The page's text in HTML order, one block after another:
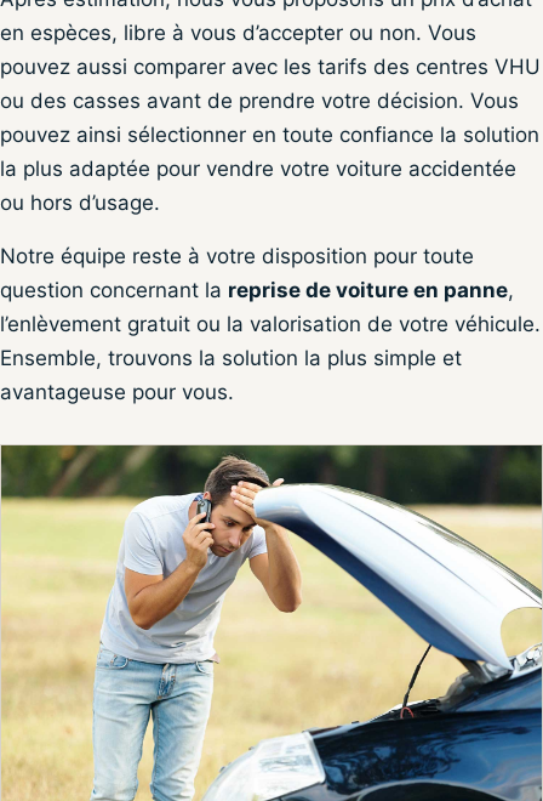
en espèces, libre à vous d’accepter ou non. Vous
pouvez aussi comparer avec les tarifs des centres VHU
ou des casses avant de prendre votre décision. Vous
pouvez ainsi sélectionner en toute confiance la solution
la plus adaptée pour vendre votre voiture accidentée
ou hors d’usage.
Notre équipe reste à votre disposition pour toute
question concernant la reprise de voiture en panne,
l’enlèvement gratuit ou la valorisation de votre véhicule.
Ensemble, trouvons la solution la plus simple et
avantageuse pour vous.